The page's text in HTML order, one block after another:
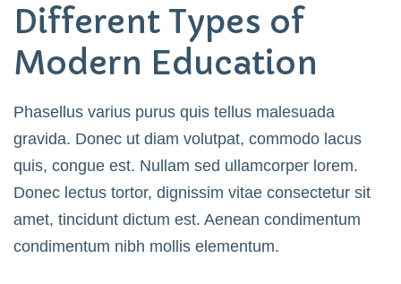
Different Types of
Modern Education
Phasellus varius purus quis tellus malesuada
gravida. Donec ut diam volutpat, commodo lacus
quis, congue est. Nullam sed ullamcorper lorem.
Donec lectus tortor, dignissim vitae consectetur sit
amet, tincidunt dictum est. Aenean condimentum
condimentum nibh mollis elementum.